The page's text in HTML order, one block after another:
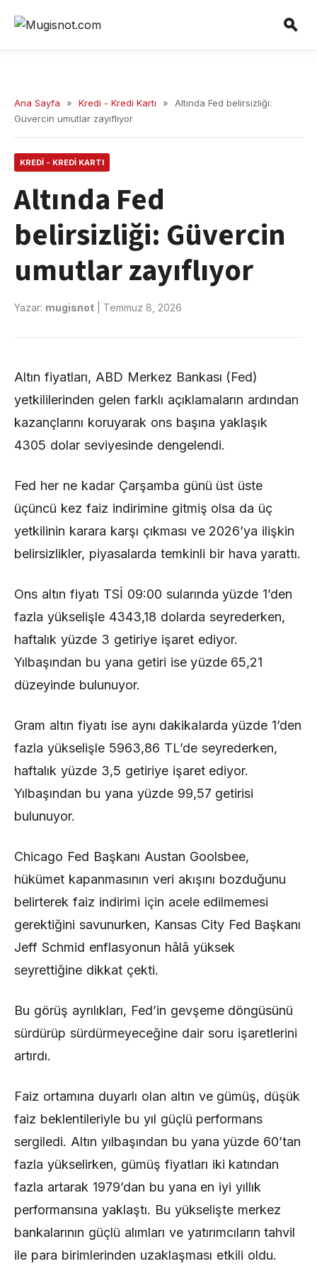
Ana Sayfa » Kredi - Kredi Kartı »
Altında Fed belirsizliği:
Güvercin umutlar zayıflıyor
KREDI - KREDI KARTI
Altında Fed
belirsizliği: Güvercin
umutlar zayıflıyor
Yazar: mugisnot Temmuz 8, 2026
Altın fiyatları, ABD Merkez Bankası (Fed)
yetkililerinden gelen farklı açıklamaların ardından
kazançlarını koruyarak ons başına yaklaşık
4305 dolar seviyesinde dengelendi.
Fed her ne kadar Çarşamba günü üst üste
üçüncü kez faiz indirimine gitmiş olsa da üç
yetkilinin karara karşı çıkması ve 2026’ya ilişkin
belirsizlikler, piyasalarda temkinli bir hava yarattı.
Ons altın fiyatı TSİ 09:00 sularında yüzde 1’den
fazla yükselişle 4343,18 dolarda seyrederken,
haftalık yüzde 3 getiriye işaret ediyor.
Yılbaşından bu yana getiri ise yüzde 65,21
düzeyinde bulunuyor.
Gram altın fiyatı ise aynı dakikalarda yüzde 1’den
fazla yükselişle 5963,86 TL’de seyrederken,
haftalık yüzde 3,5 getiriye işaret ediyor.
Yılbaşından bu yana yüzde 99,57 getirisi
bulunuyor.
Chicago Fed Başkanı Austan Goolsbee,
hükümet kapanmasının veri akışını bozduğunu
belirterek faiz indirimi için acele edilmemesi
gerektiğini savunurken, Kansas City Fed Başkanı
Jeff Schmid enflasyonun hâlâ yüksek
seyrettiğine dikkat çekti.
Bu görüş ayrılıkları, Fed’in gevşeme döngüsünü
sürdürüp sürdürmeyeceğine dair soru işaretlerini
artırdı.
Faiz ortamına duyarlı olan altın ve gümüş, düşük
faiz beklentileriyle bu yıl güçlü performans
sergiledi. Altın yılbaşından bu yana yüzde 60’tan
fazla yükselirken, gümüş fiyatları iki katından
fazla artarak 1979’dan bu yana en iyi yıllık
performansına yaklaştı. Bu yükselişte merkez
bankalarının güçlü alımları ve yatırımcıların tahvil
ile para birimlerinden uzaklaşması etkili oldu.